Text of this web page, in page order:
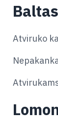
Atviruko